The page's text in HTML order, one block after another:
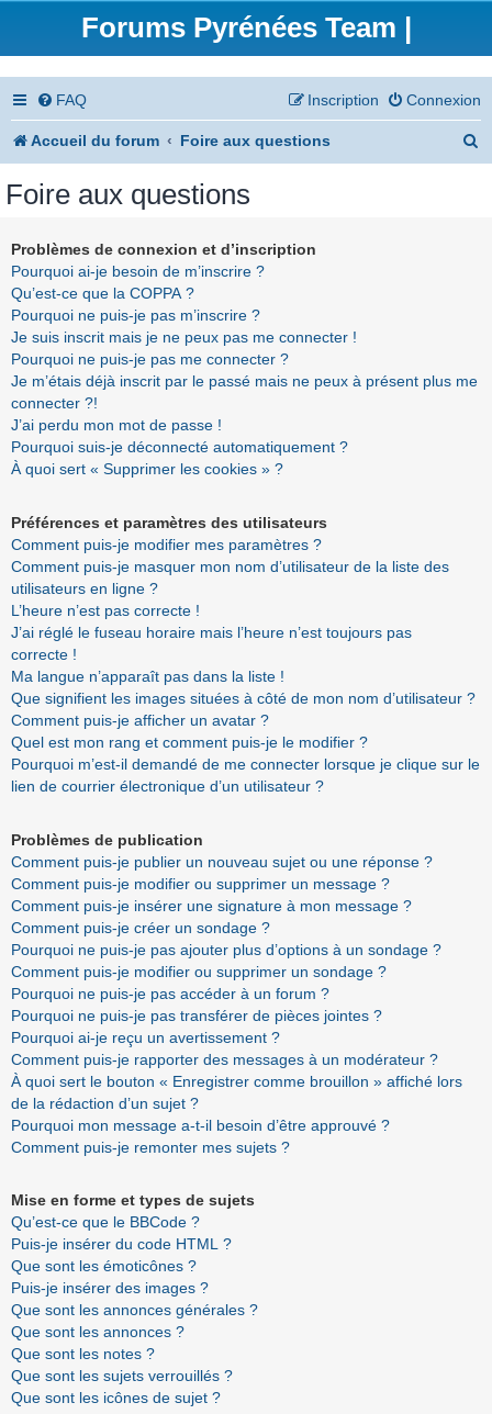
Forums Pyrénées Team |
FAQ Connexion
Inscription
Accueil du forum Foire aux questions
Foire aux questions
Problèmes de connexion et d’inscription
Pourquoi ai-je besoin de m’inscrire ?
Qu’est-ce que la COPPA ?
Pourquoi ne puis-je pas m’inscrire ?
Je suis inscrit mais je ne peux pas me connecter !
Pourquoi ne puis-je pas me connecter ?
Je m’étais déjà inscrit par le passé mais ne peux à présent plus me
connecter ?!
J’ai perdu mon mot de passe !
Pourquoi suis-je déconnecté automatiquement ?
À quoi sert « Supprimer les cookies » ?
Préférences et paramètres des utilisateurs
Comment puis-je modifier mes paramètres ?
Comment puis-je masquer mon nom d’utilisateur de la liste des
utilisateurs en ligne ?
L’heure n’est pas correcte !
J’ai réglé le fuseau horaire mais l’heure n’est toujours pas
correcte !
Ma langue n’apparaît pas dans la liste !
Que signifient les images situées à côté de mon nom d’utilisateur ?
Comment puis-je afficher un avatar ?
Quel est mon rang et comment puis-je le modifier ?
Pourquoi m’est-il demandé de me connecter lorsque je clique sur le
lien de courrier électronique d’un utilisateur ?
Problèmes de publication
Comment puis-je publier un nouveau sujet ou une réponse ?
Comment puis-je modifier ou supprimer un message ?
Comment puis-je insérer une signature à mon message ?
Comment puis-je créer un sondage ?
Pourquoi ne puis-je pas ajouter plus d’options à un sondage ?
Comment puis-je modifier ou supprimer un sondage ?
Pourquoi ne puis-je pas accéder à un forum ?
Pourquoi ne puis-je pas transférer de pièces jointes ?
Pourquoi ai-je reçu un avertissement ?
Comment puis-je rapporter des messages à un modérateur ?
À quoi sert le bouton « Enregistrer comme brouillon » affiché lors
de la rédaction d’un sujet ?
Pourquoi mon message a-t-il besoin d’être approuvé ?
Comment puis-je remonter mes sujets ?
Mise en forme et types de sujets
Qu’est-ce que le BBCode ?
Puis-je insérer du code HTML ?
Que sont les émoticônes ?
Puis-je insérer des images ?
Que sont les annonces générales ?
Que sont les annonces ?
Que sont les notes ?
Que sont les sujets verrouillés ?
Que sont les icônes de sujet ?